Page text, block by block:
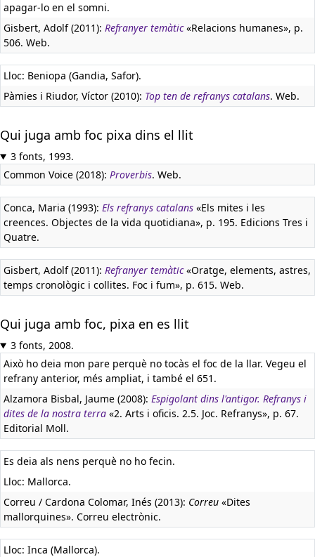
apagar-lo en el somni.
Gisbert, Adolf (2011): Refranyer temàtic«Relacions humanes», p.
506. Web.
Lloc: Beniopa (Gandia, Safor).
Pàmies i Riudor, Víctor (2010): Top ten de refranys catalans. Web.
Qui juga amb foc pixa dins el llit
3 fonts, 1993.
Common Voice (2018): Proverbis. Web.
Conca, Maria (1993): Els refranys catalans «Els mites i les
creences. Objectes de la vida quotidiana», p. 195. Edicions Tres i
Quatre.
Gisbert, Adolf (2011): Refranyer temàtic«Oratge, elements, astres,
temps cronològic i collites. Foc i fum», p. 615. Web.
Qui juga amb foc, pixa en es llit
3 fonts, 2008.
Això ho deia mon pare perquè no tocàs el foc de la llar. Vegeu el
refrany anterior, més ampliat, i també el 651.
Alzamora Bisbal, Jaume (2008): Espigolant dins l'antigor. Refranys i
dites de la nostra terra «2. Arts i oficis. 2.5. Joc. Refranys», p. 67.
Editorial Moll.
Es deia als nens perquè no ho fecin.
Lloc: Mallorca.
Correu / Cardona Colomar, Inés (2013): Correu «Dites
mallorquines». Correu electrònic.
Lloc: Inca (Mallorca).